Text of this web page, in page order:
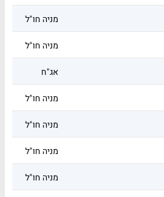
מניה חו"ל
מניה חו"ל
אג"ח
מניה חו"ל
מניה חו"ל
מניה חו"ל
מניה חו"ל